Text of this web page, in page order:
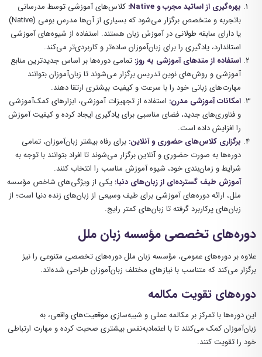
بهره‌گیری از اساتید مجرب و Native:
کلاس‌های آموزشی توسط مدرسانی
باتجربه و متخصص برگزار می‌شود که بسیاری از آن‌ها مدرس بومی (Native)
یا دارای سابقه طولانی در آموزش زبان هستند. استفاده از شیوه‌های آموزشی
استاندارد، یادگیری را برای زبان‌آموزان ساده‌تر و کاربردی‌تر می‌کند.
استفاده از متدهای آموزشی به روز: تمامی دوره‌ها بر اساس جدیدترین منابع
آموزشی و روش‌های نوین تدریس برگزار می‌شوند تا زبان‌آموزان بتوانند
مهارت‌های زبانی خود را با سرعت و کیفیت بیشتری ارتقا دهند.
امکانات آموزشی مدرن: استفاده از تجهیزات آموزشی، ابزارهای کمک‌آموزشی
و فناوری‌های جدید، فضای مناسبی برای یادگیری ایجاد کرده و کیفیت آموزش
را افزایش داده است.
برگزاری کلاس‌های حضوری و آنلاین: برای رفاه بیشتر زبان‌آموزان، تمامی
دوره‌ها به صورت حضوری و آنلاین برگزار می‌شوند تا افراد بتوانند با توجه به
شرایط و زمان‌بندی خود، شیوه آموزش مناسب را انتخاب کنند.
آموزش طیف گسترده‌ای از زبان‌های دنیا: یکی از ویژگی‌های شاخص مؤسسه
ملل، ارائه دوره‌های آموزشی برای طیف وسیعی از زبان‌های زنده دنیا است؛ از
زبان‌های پرکاربرد گرفته تا زبان‌های کمتر رایج.
دوره‌های تخصصی مؤسسه زبان ملل
علاوه بر دوره‌های عمومی، مؤسسه زبان ملل دوره‌های تخصصی متنوعی را نیز
برگزار می‌کند که متناسب با نیازهای مختلف زبان‌آموزان طراحی شده‌اند.
دوره‌های تقویت مکالمه
این دوره‌ها با تمرکز بر مکالمه عملی و شبیه‌سازی موقعیت‌های واقعی، به
زبان‌آموزان کمک می‌کنند تا با اعتمادبه‌نفس بیشتری صحبت کرده و مهارت ارتباطی
خود را تقویت کنند.